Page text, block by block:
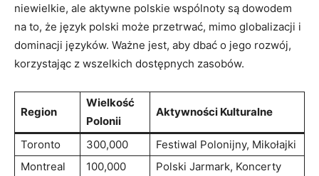
niewielkie, ale aktywne polskie wspólnoty są dowodem
na to, że język polski może przetrwać, mimo globalizacji i
dominacji języków. Ważne jest, aby dbać o jego rozwój,
korzystając z wszelkich dostępnych zasobów.
Region
Wielkość
Polonii
Aktywności Kulturalne
Toronto 300,000
Festiwal Polonijny, Mikołajki
Montreal
100,000 Polski Jarmark, Koncerty